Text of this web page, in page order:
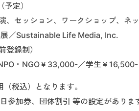
定）
、セッション、ワークショップ、ネ
／Sustainable Life Media, Inc.
登録制）
・NGO￥33,000-／学生￥16,500-
税込）となります。
参加券、団体割引 等の設定がありま